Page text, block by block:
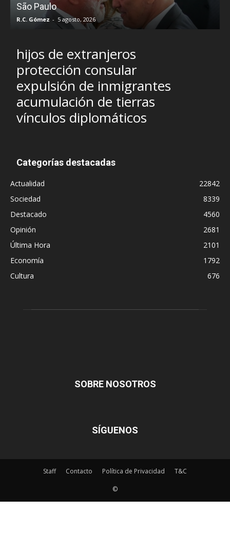
São Paulo
R.C. Gómez - 5 agosto, 2026
hijos de extranjeros
protección consular
expulsión de inmigrantes
acumulación de tierras
vínculos diplomáticos
Categorías destacadas
Actualidad
22842
Sociedad
8339
Destacado
4560
Opinión
2681
Última Hora
2101
Economía
1792
Cultura
676
SOBRE NOSOTROS
SÍGUENOS
Staff Contacto Política de Privacidad T&C
©